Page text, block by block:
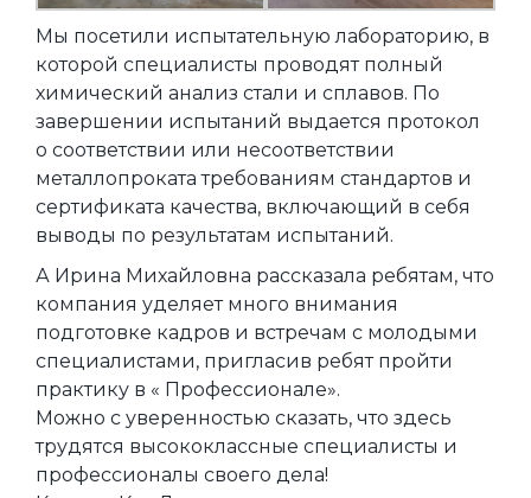
Мы посетили испытательную лабораторию, в
которой специалисты проводят полный
химический анализ стали и сплавов. По
завершении испытаний выдается протокол
о соответствии или несоответствии
металлопроката требованиям стандартов и
сертификата качества, включающий в себя
выводы по результатам испытаний.
А Ирина Михайловна рассказала ребятам, что
компания уделяет много внимания
подготовке кадров и встречам с молодыми
специалистами, пригласив ребят пройти
практику в « Профессионале».
Можно с уверенностью сказать, что здесь
трудятся высококлассные специалисты и
профессионалы своего дела!